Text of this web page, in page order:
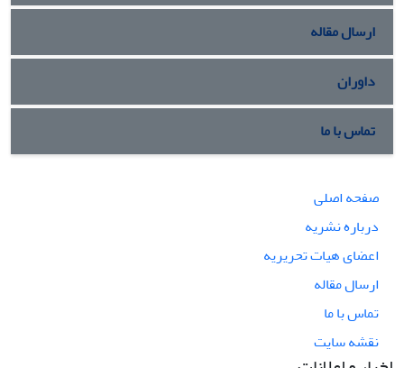
ارسال مقاله
داوران
تماس با ما
صفحه اصلی
درباره نشریه
اعضای هیات تحریریه
ارسال مقاله
تماس با ما
نقشه سایت